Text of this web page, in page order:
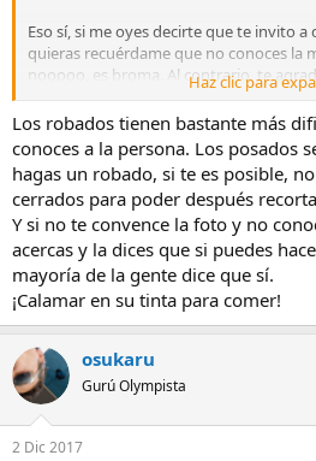
Eso sí, si me oyes decirte que te invito
quieras recuérdame que no conoces la
nooooo, es broma. Al contrario, te
te has parado en analizar y explicarme
había desahuciado la foto por no
Gracias por pasar y comentar.
Un saludo.
Haz clic para
Los robados tienen bastante más
conoces a la persona. Los posados
hagas un robado, si te es posible,
cerrados para poder después
Y si no te convence la foto y no
acercas y la dices que si puedes
mayoría de la gente dice que sí.
¡Calamar en su tinta para comer!
osukaru
Gurú Olympista
2 Dic 2017